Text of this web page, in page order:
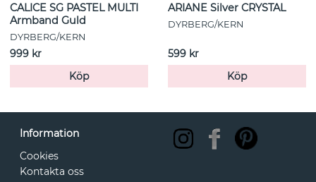
CALICE SG PASTEL MULTI
Armband Guld
DYRBERG/KERN
999 kr
Köp
ARIANE Silver CRYSTAL
DYRBERG/KERN
599 kr
Köp
Information
Cookies
Kontakta oss